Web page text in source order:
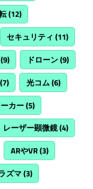
(12)
セキュリティ (11)
ドローン(9)
光コム(6)
カー(5)
レーザー顕微鏡(4)
ARやVR(3)
ズマ(3)